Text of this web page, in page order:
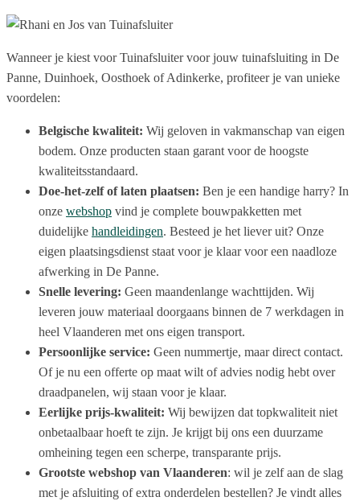
Wanneer je kiest voor Tuinafsluiter voor jouw tuinafsluiting in De
Panne, Duinhoek, Oosthoek of Adinkerke, profiteer je van unieke
voordelen:
Belgische kwaliteit: Wij geloven in vakmanschap van eigen
bodem. Onze producten staan garant voor de hoogste
kwaliteitsstandaard.
Doe-het-zelf of laten plaatsen: Ben je een handige harry? In
onze webshop vind je complete bouwpakketten met
duidelijke handleidingen. Besteed je het liever uit? Onze
eigen plaatsingsdienst staat voor je klaar voor een naadloze
afwerking in De Panne.
Snelle levering: Geen maandenlange wachttijden. Wij
leveren jouw materiaal doorgaans binnen de 7 werkdagen in
heel Vlaanderen met ons eigen transport.
Persoonlijke service: Geen nummertje, maar direct contact.
Of je nu een offerte op maat wilt of advies nodig hebt over
draadpanelen, wij staan voor je klaar.
Eerlijke prijs-kwaliteit: Wij bewijzen dat topkwaliteit niet
onbetaalbaar hoeft te zijn. Je krijgt bij ons een duurzame
omheining tegen een scherpe, transparante prijs.
Grootste webshop van Vlaanderen: wil je zelf aan de slag
met je afsluiting of extra onderdelen bestellen? Je vindt alles